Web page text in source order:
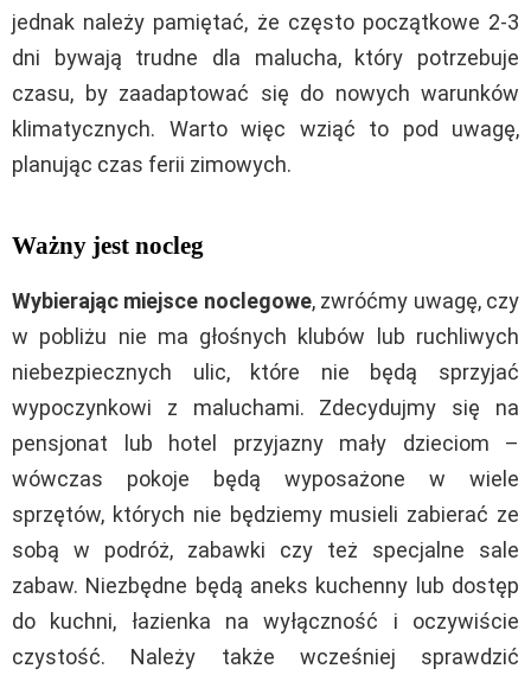
jednak należy pamiętać, że często początkowe 2-3
dni bywają trudne dla malucha, który potrzebuje
czasu, by zaadaptować się do nowych warunków
klimatycznych. Warto więc wziąć to pod uwagę,
planując czas ferii zimowych.
Ważny jest nocleg
Wybierając miejsce noclegowe, zwróćmy uwagę, czy
w pobliżu nie ma głośnych klubów lub ruchliwych
niebezpiecznych ulic, które nie będą sprzyjać
wypoczynkowi z maluchami. Zdecydujmy się na
pensjonat lub hotel przyjazny mały dzieciom –
wówczas pokoje będą wyposażone w wiele
sprzętów, których nie będziemy musieli zabierać ze
sobą w podróż, zabawki czy też specjalne sale
zabaw. Niezbędne będą aneks kuchenny lub dostęp
do kuchni, łazienka na wyłączność i oczywiście
czystość. Należy także wcześniej sprawdzić